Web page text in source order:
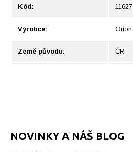
Kód: 11627
Výrobce: Orion
Země původu: ČR
NOVINKY A NÁŠ BLOG